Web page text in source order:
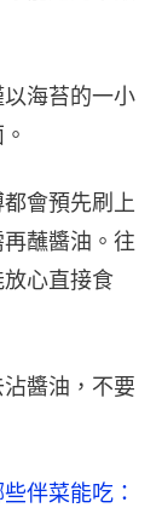
海苔的一小
會預先刷上
蘸醬油。往
心直接食
醬油，不要
伴菜能吃：